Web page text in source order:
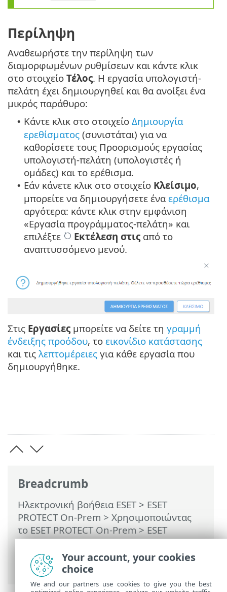
Breadcrumb
Ηλεκτρονική βοήθεια ESET> ESET
PROTECT On-Prem > Χρησιμοποιώντας
το ESET PROTECT On-Prem>ESET
PROTECT On-Prem Κύριο μενού>
Εργασίες
>Εργασίες υπολογιστή-πελάτη
> Σάρωση κατ' απαίτηση
Περίληψη
Αναθεωρήστε την περίληψη των
διαμορφωμένων ρυθμίσεων και κάντε κλικ
στο στοιχείο Τέλος. Η εργασία υπολογιστή-
πελάτη έχει δημιουργηθεί και θα ανοίξει ένα
μικρός παράθυρο:
• Κάντε κλικ στο στοιχείο Δημιουργία
ερεθίσματος (συνιστάται) για να
καθορίσετε τους Προορισμούς εργασίας
υπολογιστή-πελάτη (υπολογιστές ή
ομάδες) και το ερέθισμα.
• Εάν κάνετε κλικ στο στοιχείο Κλείσιμο,
μπορείτε να δημιουργήσετε έναερέθισμα
αργότερα: κάντε κλικ στην εμφάνιση
«Εργασία προγράμματος-πελάτη» και
επιλέξτε
Εκτέλεση στις από το
αναπτυσσόμενο μενού.
Στις Εργασίες μπορείτε να δείτε τη γραμμή
ένδειξης προόδου, το εικονίδιο κατάστασης
και τις λεπτομέρειες για κάθε εργασία που
δημιουργήθηκε.
Your account, your cookies
choice
We and our partners use cookies to give you the best